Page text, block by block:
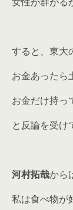
すると、東大
お金あったら
お金だけ持っ
と反論を受け
河村拓哉から
私は食べ物が